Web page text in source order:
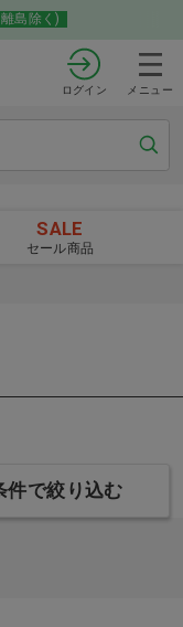
島除く)
ログイン メニュー
SALE
セール商品
件で絞り込む